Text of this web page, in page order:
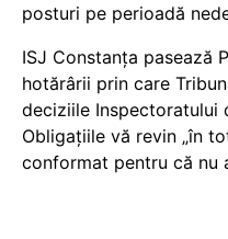
posturi pe perioadă
ISJ Constanța pasează
hotărârii prin care
deciziile Inspectoratului
Obligațiile vă revin „în
conformat pentru că nu